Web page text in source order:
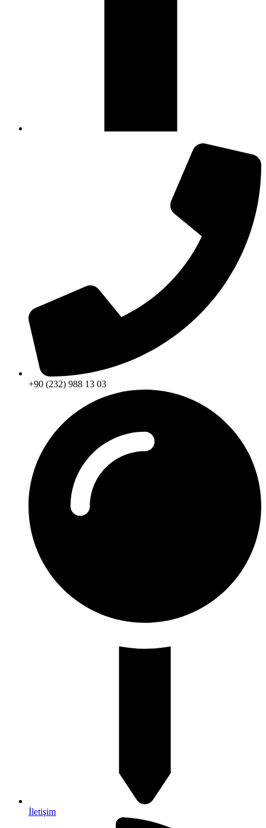
+90 (232) 988 13 03
İletişim